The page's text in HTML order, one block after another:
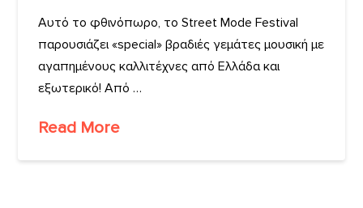
Αυτό το φθινόπωρο, το Street Mode Festival
παρουσιάζει «special» βραδιές γεμάτες μουσική με
αγαπημένους καλλιτέχνες από Ελλάδα και
εξωτερικό! Από …
Read More